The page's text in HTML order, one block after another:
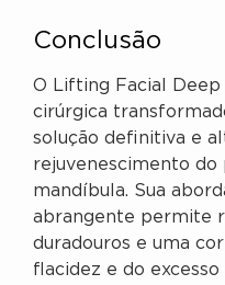
Conclusão
O Lifting Facial
cirúrgica
solução definitiva e
rejuvenescimento do
mandíbula. Sua
abrangente permite
duradouros e uma
flacidez e do